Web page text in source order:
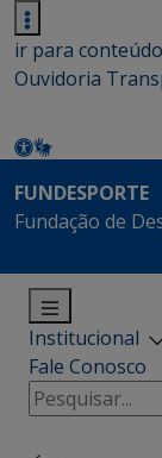
ir para conteúdo
Ouvidoria
FUNDESPORTE
Fundação de
Institucional
Fale Conosco
Pesquisar
por: